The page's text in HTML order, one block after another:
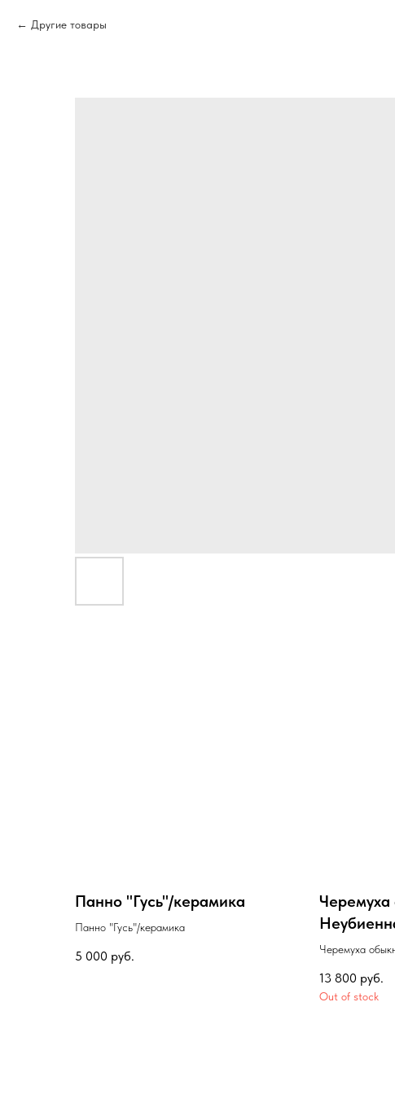
Другие товары
Панно "Гусь"/керамика
Панно "Гусь"/керамика
5 000 руб.
Черемуха
Черемуха
13 800 руб.
Out of stock